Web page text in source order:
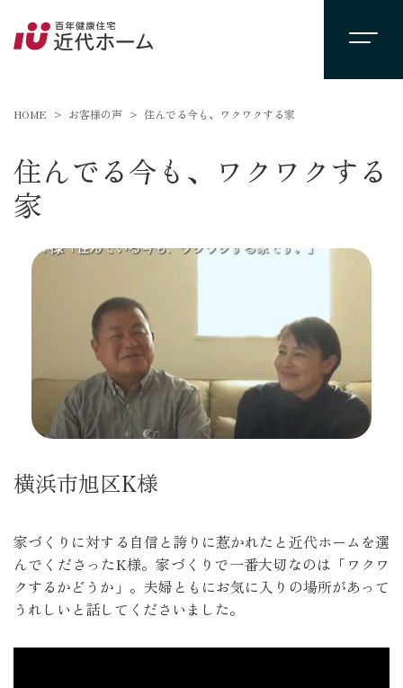
HOME お客様の声 住んでる今も、ワクワクする家
住んでる今も、ワクワクする
家
横浜市旭区K様
家づくりに対する自信と誇りに惹かれたと近代ホームを選
んでくださったK様。家づくりで一番大切なのは「ワクワ
クするかどうか」。夫婦ともにお気に入りの場所があって
うれしいと話してくださいました。